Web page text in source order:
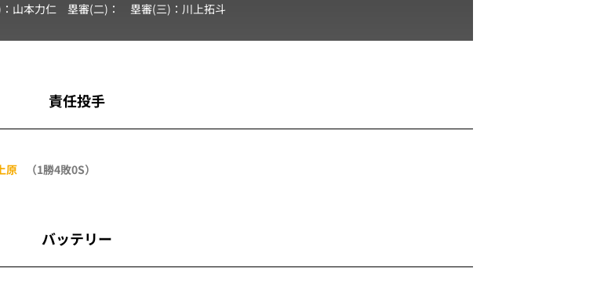
山本力仁 塁審(二)： 塁審(三)： 川上拓斗
責任投手
原 （1勝4敗0S）
バッテリー